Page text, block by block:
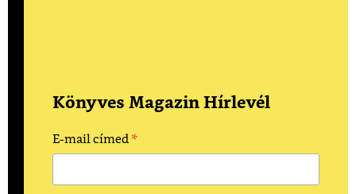
Könyves Magazin Hírlevél
E-mail címed *